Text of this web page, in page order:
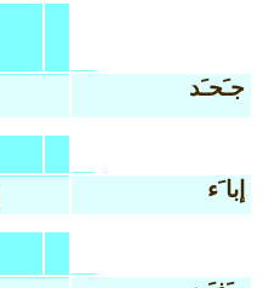
جـَحـَد
إبا َء